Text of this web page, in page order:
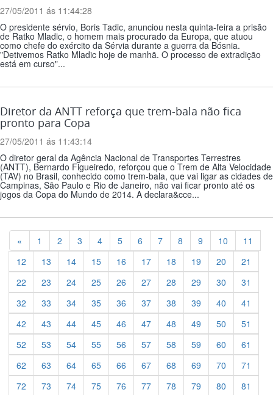
27/05/2011 ás 11:44:28
O presidente sérvio, Boris Tadic, anunciou nesta quinta-feira a prisão
de Ratko Mladic, o homem mais procurado da Europa, que atuou
como chefe do exército da Sérvia durante a guerra da Bósnia.
"Detivemos Ratko Mladic hoje de manhã. O processo de extradição
está em curso"...
Diretor da ANTT reforça que trem-bala não fica
pronto para Copa
27/05/2011 ás 11:43:14
O diretor geral da Agência Nacional de Transportes Terrestres
(ANTT), Bernardo Figueiredo, reforçou que o Trem de Alta Velocidade
(TAV) no Brasil, conhecido como trem-bala, que vai ligar as cidades de
Campinas, São Paulo e Rio de Janeiro, não vai ficar pronto até os
jogos da Copa do Mundo de 2014. A declara&cce...
« Previous
1 2 3 4 5 6 7 8 9 10
11
12
13 14 15 16 17 18 19 20
21
22
23 24 25 26 27 28 29 30
31
32
33 34 35 36 37 38 39 40
41
42
43 44 45 46 47 48 49 50
51
52
53 54 55 56 57 58 59 60
61
62
63 64 65 66 67 68 69 70
71
72
73 74 75 76 77 78 79 80 81